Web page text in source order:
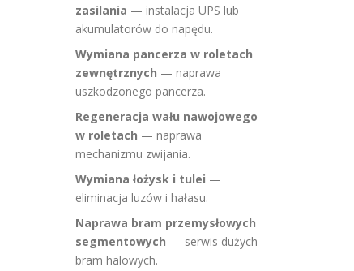
zasilania — instalacja UPS lub
akumulatorów do napędu.
Wymiana pancerza w roletach
zewnętrznych — naprawa
uszkodzonego pancerza.
Regeneracja wału nawojowego
w roletach — naprawa
mechanizmu zwijania.
Wymiana łożysk i tulei —
eliminacja luzów i hałasu.
Naprawa bram przemysłowych
segmentowych — serwis dużych
bram halowych.